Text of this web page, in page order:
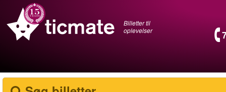
Billetter til
oplevelser